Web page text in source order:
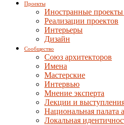
Проекты
Иностранные
Реализации проектов
Интерьеры
Дизайн
Сообщество
Союз архитекторов
Имена
Мастерские
Интервью
Мнение эксперта
Лекции и
Национальная палата
Локальная